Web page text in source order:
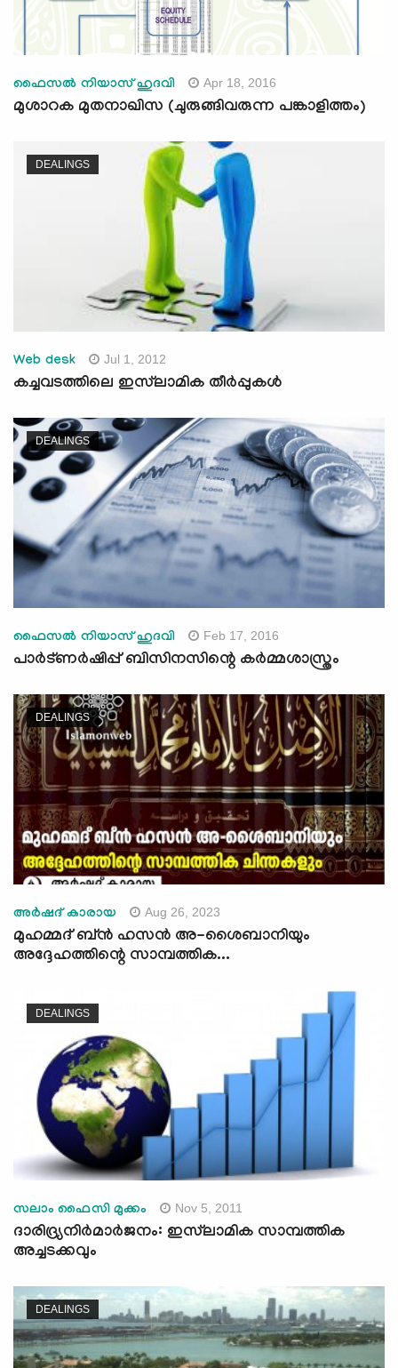
ഫൈസല്‍ നിയാസ് ഹുദവി Apr 18, 2016
മുശാറക മുതനാഖിസ (ചുരുങ്ങിവരുന്ന പങ്കാളിത്തം)
DEALINGS
Web desk Jul 1, 2012
കച്ചവടത്തിലെ ഇസ്‌ലാമിക തീര്‍പ്പുകള്‍
DEALINGS
ഫൈസല്‍ നിയാസ് ഹുദവി Feb 17, 2016
പാര്‍ട്ണര്‍ഷിപ്പ് ബിസിനസിന്റെ കര്‍മ്മശാസ്ത്രം
DEALINGS
അർഷദ് കാരായ Aug 26, 2023
മുഹമ്മദ്‌ ബ്ൻ ഹസൻ അ-ശൈബാനിയും
അദ്ദേഹത്തിന്റെ സാമ്പത്തിക...
DEALINGS
സലാം ഫൈസി മുക്കം Nov 5, 2011
ദാരിദ്ര്യനിര്‍മാര്‍ജനം: ഇസ്‌ലാമിക സാമ്പത്തിക
അച്ചടക്കവും
DEALINGS